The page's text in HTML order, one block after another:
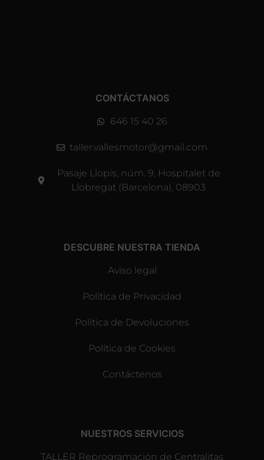
CONTÁCTANOS
646 15 40 26
taller.vallesmotor@gmail.com
Pasaje Llopis, núm. 9, Hospitalet de
Llobregat (Barcelona), 08903
DESCUBRE NUESTRA TIENDA
Aviso legal
Política de Privacidad
Política de Devoluciones
Política de Cookies
Contáctenos
NUESTROS SERVICIOS
TALLER Reprogramación de Centralitas